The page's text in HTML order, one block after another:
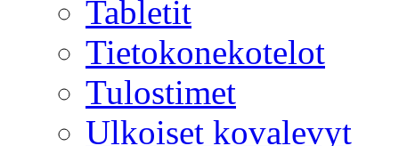
Tabletit
Tietokonekotelot
Tulostimet
Ulkoiset kovalevyt